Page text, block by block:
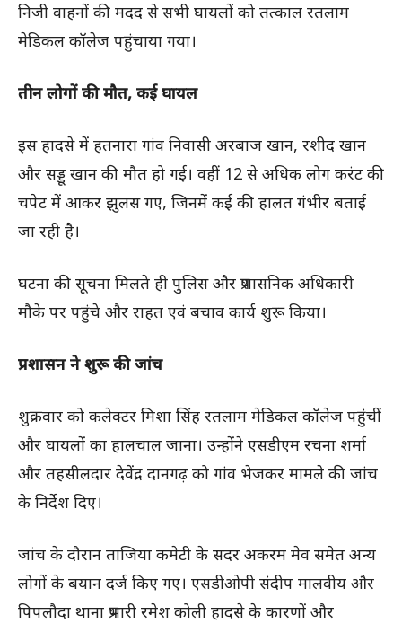
निजी वाहनों की मदद से सभी घायलों को तत्काल रतलाम
मेडिकल कॉलेज पहुंचाया गया।
तीन लोगों की मौत, कई घायल
इस हादसे में हतनारा गांव निवासी अरबाज खान, रशीद खान
और सड्डू खान की मौत हो गई। वहीं 12 से अधिक लोग करंट की
चपेट में आकर झुलस गए, जिनमें कई की हालत गंभीर बताई
जा रही है।
घटना की सूचना मिलते ही पुलिस और प्रशासनिक अधिकारी
मौके पर पहुंचे और राहत एवं बचाव कार्य शुरू किया।
प्रशासन ने शुरू की जांच
शुक्रवार को कलेक्टर मिशा सिंह रतलाम मेडिकल कॉलेज पहुंचीं
और घायलों का हालचाल जाना। उन्होंने एसडीएम रचना शर्मा
और तहसीलदार देवेंद्र दानगढ़ को गांव भेजकर मामले की जांच
के निर्देश दिए।
जांच के दौरान ताजिया कमेटी के सदर अकरम मेव समेत अन्य
लोगों के बयान दर्ज किए गए। एसडीओपी संदीप मालवीय और
पिपलौदा थाना प्रभारी रमेश कोली हादसे के कारणों और